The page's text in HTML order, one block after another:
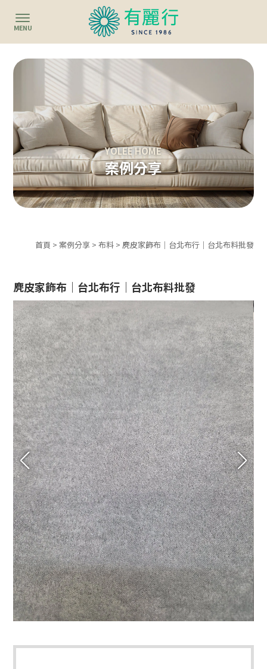
案例分享
首頁 > 案例分享> 布料> 麂皮家飾布｜台北布行｜台北布料批發
麂皮家飾布｜台北布行｜台北布料批發